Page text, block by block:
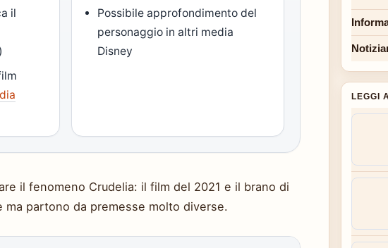
il
)
Possibile approfondimento del
personaggio in altri media
Disney
il fenomeno Crudelia: il film del 2021 e il brano di
ma partono da premesse molto diverse.
LEGGI